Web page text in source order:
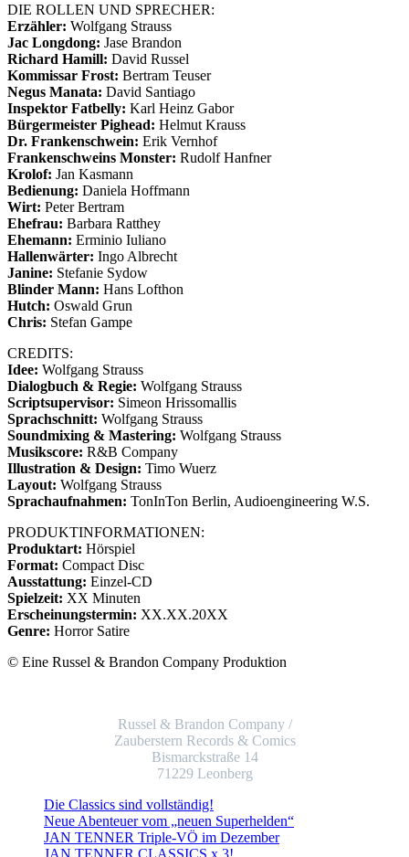
DIE ROLLEN UND SPRECHER:
Erzähler: Wolfgang Strauss
Jac Longdong: Jase Brandon
Richard Hamill: David Russel
Kommissar Frost: Bertram Teuser
Negus Manata: David Santiago
Inspektor Fatbelly: Karl Heinz Gabor
Bürgermeister Pighead: Helmut Krauss
Dr. Frankenschwein: Erik Vernhof
Frankenschweins Monster: Rudolf Hanfner
Krolof: Jan Kasmann
Bedienung: Daniela Hoffmann
Wirt: Peter Bertram
Ehefrau: Barbara Ratthey
Ehemann: Erminio Iuliano
Hallenwärter: Ingo Albrecht
Janine: Stefanie Sydow
Blinder Mann: Hans Lofthon
Hutch: Oswald Grun
Chris: Stefan Gampe
CREDITS:
Idee: Wolfgang Strauss
Dialogbuch & Regie: Wolfgang Strauss
Scriptsupervisor: Simeon Hrissomallis
Sprachschnitt: Wolfgang Strauss
Soundmixing & Mastering: Wolfgang Strauss
Musikscore: R&B Company
Illustration & Design: Timo Wuerz
Layout: Wolfgang Strauss
Sprachaufnahmen: TonInTon Berlin, Audioengineering W.S.
PRODUKTINFORMATIONEN:
Produktart: Hörspiel
Format: Compact Disc
Ausstattung: Einzel-CD
Spielzeit: XX Minuten
Erscheinungstermin: XX.XX.20XX
Genre: Horror Satire
© Eine Russel & Brandon Company Produktion
Russel & Brandon Company /
Zauberstern Records & Comics
Bismarckstraße 14
71229 Leonberg
Die Classics sind vollständig!
Neue Abenteuer vom „neuen Superhelden“
JAN TENNER Triple-VÖ im Dezember
JAN TENNER CLASSICS x 3!